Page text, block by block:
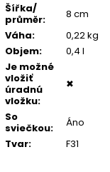
Šířka/
průměr:
8 cm
Váha:
0,22 kg
Objem:
0,4 l
Je možné
vložiť
úradnú
vložku:
✖
So
sviečkou:
Áno
Tvar: F31